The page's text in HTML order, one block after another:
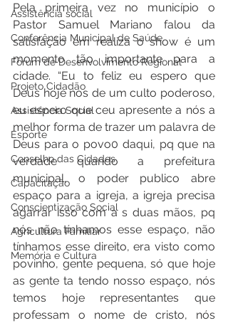
Assistência social
Conferência Municipal de Saúde
Fórum de Desenvolvimento Regional
Projeto Cidadão
Assistência Social
Esporte
Conselho das Cidades
Capacitação
Conscientização Social
Agricultura Familiar
Memória e Cultura
Pela primeira vez no município o
Pastor Samuel Mariano falou da
satisfação em realiza o show é um
momento tão importante para a
cidade. “Eu to feliz eu espero que
Deus hoje nos de um culto poderoso,
eu espero que ceu apresente a nós a
melhor forma de trazer um palavra de
Deus para o povo0 daqui, pq que na
verdade quando a prefeitura
municipal, o poder publico abre
espaço para a igreja, a igreja precisa
agarrar isso com a s duas mãos, pq
nós não tínhamos esse espaço, não
tínhamos esse direito, era visto como
povinho, gente pequena, só que hoje
as gente ta tendo nosso espaço, nós
temos hoje representantes que
professam o nome de cristo, nós